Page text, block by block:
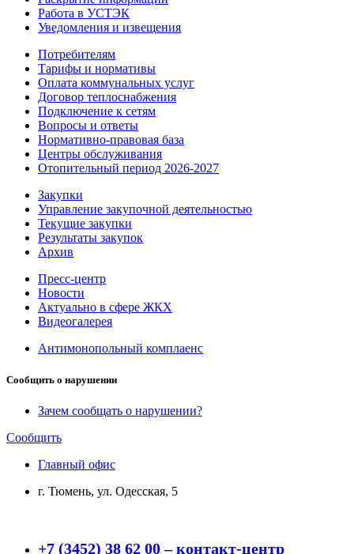
Работа в УСТЭК
Уведомления и извещения
Потребителям
Тарифы и нормативы
Оплата коммунальных услуг
Договор теплоснабжения
Подключение к сетям
Вопросы и ответы
Нормативно-правовая база
Центры обслуживания
Отопительный период 2026-2027
Закупки
Управление закупочной деятельностью
Текущие закупки
Результаты закупок
Архив
Пресс-центр
Новости
Актуально в сфере ЖКХ
Видеогалерея
Антимонопольный комплаенс
Сообщить о нарушении
Зачем сообщать о нарушении?
Сообщить
Главный офис
г. Тюмень, ул. Одесская, 5
+7 (3452) 38 62 00 – контакт-центр